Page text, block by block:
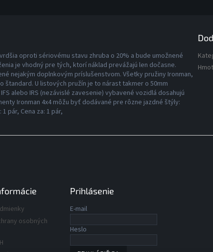
oproti sériovému stavu zhruba o 20% a bude umožnené
je vhodný pre tých, ktorí náklad prevážajú len dočasne.
nejakým doplnkovým príslušenstvom. Všetky pružiny Ironman,
U listových pružín je to nárast takmer o 50mm
alebo IRS (nezávislé zavesenie) vybavené vozidlá dosahujú
Ironman 4x4 môžu byť dodávané pre rôzne jazdné štýly:
pár, Cena za: 1 pár,
osobných
Prihlásenie
E-mail
Heslo